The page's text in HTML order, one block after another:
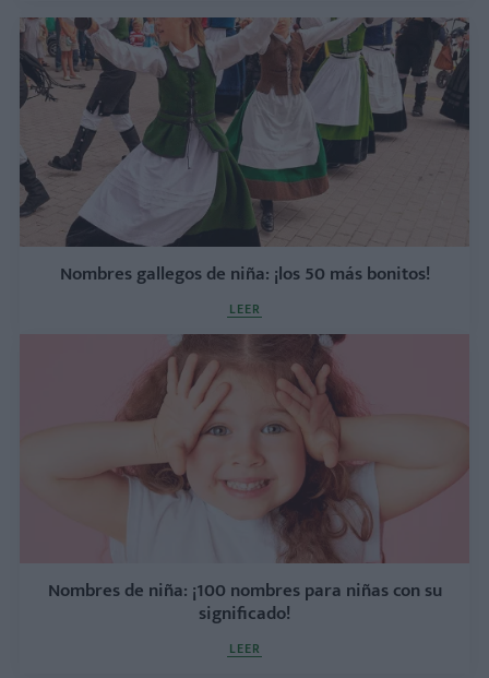
Nombres gallegos de niña: ¡los 50 más bonitos!
LEER
Nombres de niña: ¡100 nombres para niñas con su
significado!
LEER